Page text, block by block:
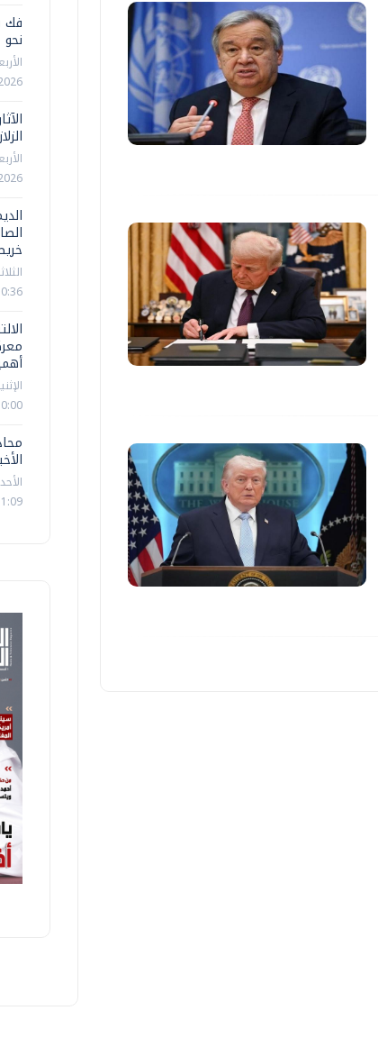
فك
2026
2026